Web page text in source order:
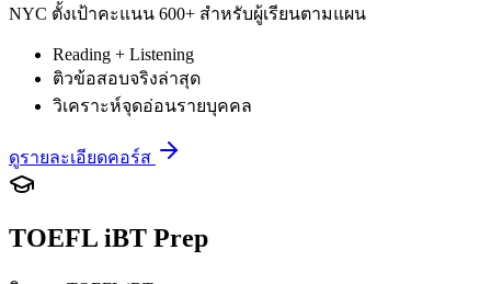
NYC ตั้งเป้าคะแนน 600+ สำหรับผู้เรียนตามแผน
Reading + Listening
ติวข้อสอบจริงล่าสุด
วิเคราะห์จุดอ่อนรายบุคคล
ดูรายละเอียดคอร์ส
TOEFL iBT Prep